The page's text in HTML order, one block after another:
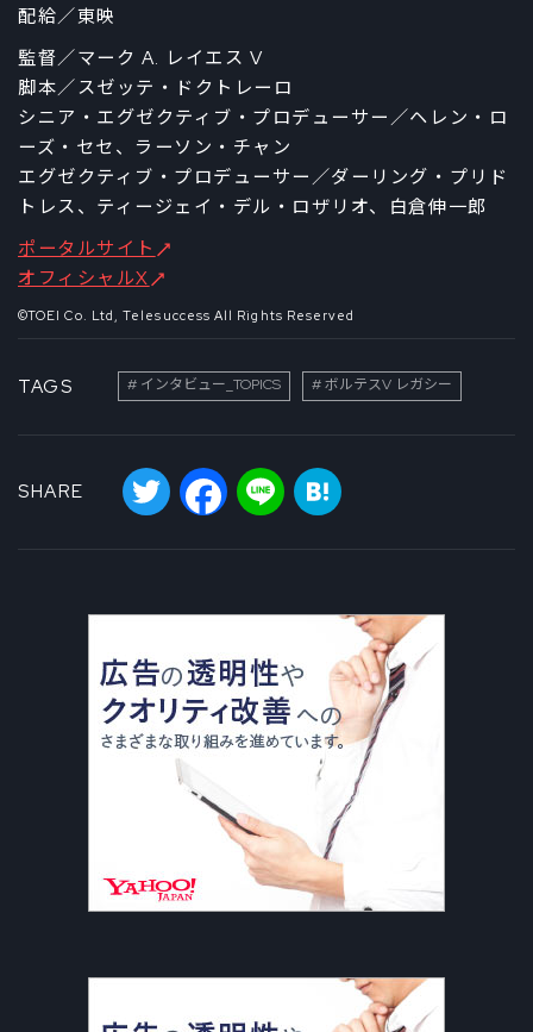
配給／東映
監督／マーク A. レイエス V
脚本／スゼッテ・ドクトレーロ
シニア・エグゼクティブ・プロデューサー／ヘレン・ロ
ーズ・セセ、ラーソン・チャン
エグゼクティブ・プロデューサー／ダーリング・プリド
トレス、ティージェイ・デル・ロザリオ、白倉伸一郎
ポータルサイト
オフィシャルX
©TOEI Co. Ltd, Telesuccess All Rights Reserved
TAGS インタビュー_TOPICS ボルテスV レガシー
SHARE
Twitter Facebook
Line